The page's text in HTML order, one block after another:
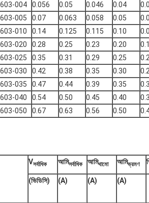
004
0.056 0.05 0.046 0.04
005
0.07 0.063 0.058 0.05
010
0.14 0.125 0.115 0.10
020
0.28 0.25 0.23 0.20
025
0.35 0.31 0.29 0.25
030
0.42 0.38 0.35 0.30
035
0.47 0.44 0.39 0.35
040
0.54 0.50 0.45 0.40
050
0.67 0.63 0.56 0.50
Vসর্বাধিক আমিসর্বাধিক আমিথামো আমিভ্রমণ
(ভিডিসি) (A) (A) (A)